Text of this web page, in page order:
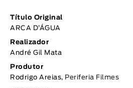
Título Original
ARCA D’ÁGUA
Realizador
André Gil Mata
Produtor
Rodrigo Areias, Periferia Filmes